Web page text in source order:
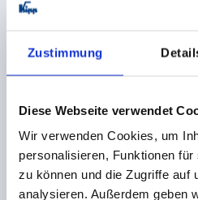
Zustimmung
Diese Webseite verwendet
Wir verwenden Cookies, um
personalisieren, Funktionen
zu können und die Zugriffe auf
analysieren. Außerdem geben